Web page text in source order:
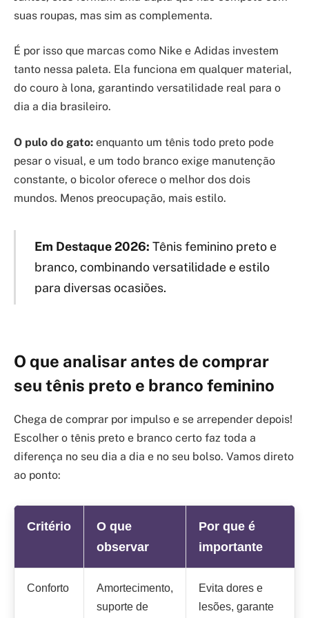
suas roupas, mas sim as complementa.
É por isso que marcas como Nike e Adidas investem
tanto nessa paleta. Ela funciona em qualquer material,
do couro à lona, garantindo versatilidade real para o
dia a dia brasileiro.
O pulo do gato: enquanto um tênis todo preto pode
pesar o visual, e um todo branco exige manutenção
constante, o bicolor oferece o melhor dos dois
mundos. Menos preocupação, mais estilo.
Em Destaque 2026: Tênis feminino preto e
branco, combinando versatilidade e estilo
para diversas ocasiões.
O que analisar antes de comprar
seu tênis preto e branco feminino
Chega de comprar por impulso e se arrepender depois!
Escolher o tênis preto e branco certo faz toda a
diferença no seu dia a dia e no seu bolso. Vamos direto
ao ponto:
Critério
O que
observar
Por que é
importante
Conforto
Amortecimento,
suporte de
Evita dores e
lesões, garante